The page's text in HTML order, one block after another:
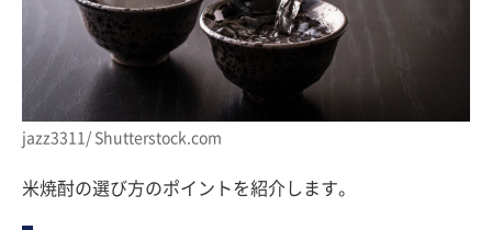
jazz3311/ Shutterstock.com
米焼酎の選び方のポイントを紹介します。